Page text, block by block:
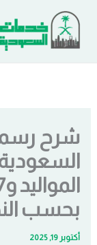
المحتوى
شرح
بحسب
أكتوبر 19, 2025